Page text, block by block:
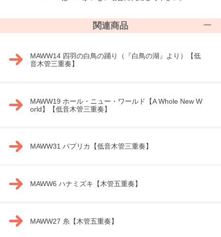
関連商品
MAWW14 四羽の白鳥の踊り（『白鳥の湖』より）【低
音木管三重奏】
MAWW19 ホール・ニュー・ワールド【A Whole New W
orld】【低音木管三重奏】
MAWW31 パプリカ【低音木管三重奏】
MAWW6 ハナミズキ【木管五重奏】
MAWW27 糸【木管五重奏】